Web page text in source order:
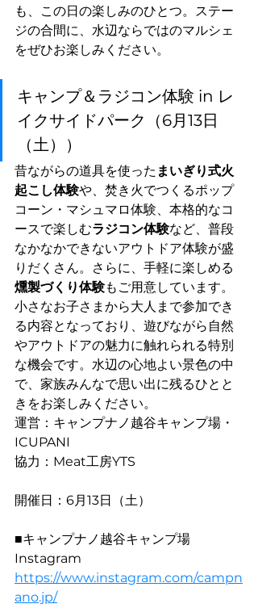
も、この日の楽しみのひとつ。ステー
ジの合間に、水辺ならではのマルシェ
をぜひお楽しみください。
キャンプ＆ラジコン体験 in レ
イクサイドパーク（6月13日
（土））
昔ながらの道具を使った まいぎり式火
起こし体験や、焚き火でつくるポップ
コーン・マシュマロ体験、本格的なコ
ースで楽しむラジコン体験など、普段
なかなかできないアウトドア体験が盛
りだくさん。さらに、手軽に楽しめる
燻製づくり体験もご用意しています。
小さなお子さまから大人まで参加でき
る内容となっており、遊びながら自然
やアウトドアの魅力に触れられる特別
な機会です。水辺の心地よい景色の中
で、家族みんなで思い出に残るひとと
きをお楽しみください。
運営：キャンプナノ越谷キャンプ場・
ICUPANI
協力：Meat工房YTS
開催日：6月13日（土）
■キャンプナノ越谷キャンプ場
Instagram
https://www.instagram.com/campn
ano.jp/